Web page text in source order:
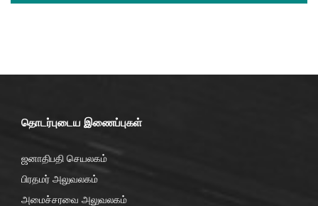
தொடர்புடைய இணைப்புகள்
ஜனாதிபதி செயலகம்
பிரதமர் அலுவலகம்
அமைச்சரவை அலுவலகம்